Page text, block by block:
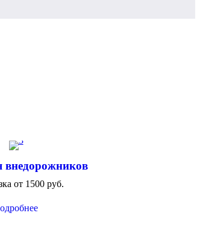
внедорожников
от 1500 руб.